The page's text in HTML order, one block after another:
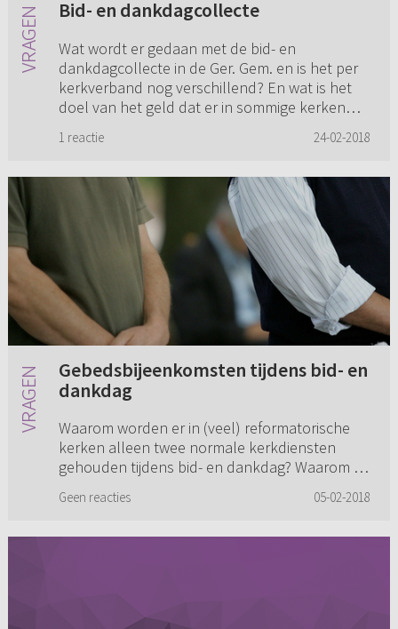
Bid- en dankdagcollecte
Wat wordt er gedaan met de bid- en
dankdagcollecte in de Ger. Gem. en is het per
kerkverband nog verschillend? En wat is het
doel van het geld dat er in sommige kerken
1 reactie 24-02-2018
Gebedsbijeenkomsten tijdens bid- en
dankdag
Waarom worden er in (veel) reformatorische
kerken alleen twee normale kerkdiensten
gehouden tijdens bid- en dankdag? Waarom is
beter om op deze dagen gebeds...
Geen reacties 05-02-2018